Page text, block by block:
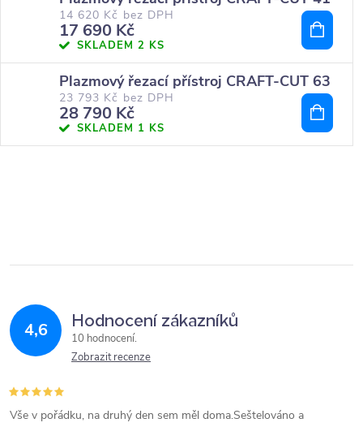
14 620 Kč bez DPH
17 690 Kč
SKLADEM 2 KS
Plazmový řezací přístroj CRAFT-CUT 63
23 793 Kč bez DPH
28 790 Kč
SKLADEM 1 KS
4,6 Hodnocení zákazníků
10 hodnocení
Zobrazit recenze
Vše v pořádku, na druhý den sem měl doma.Seštelováno a